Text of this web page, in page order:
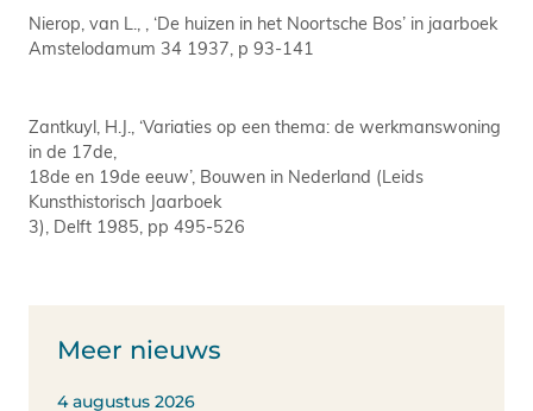
Nierop, van L., , ‘De huizen in het Noortsche Bos’ in jaarboek
Amstelodamum 34 1937, p 93-141
Zantkuyl, H.J., ‘Variaties op een thema: de werkmanswoning
in de 17de,
18de en 19de eeuw’, Bouwen in Nederland (Leids
Kunsthistorisch Jaarboek
3), Delft 1985, pp 495-526
Meer nieuws
4 augustus 2026